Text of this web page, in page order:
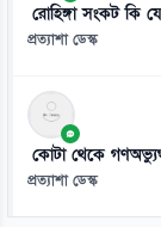
রোহিঙ্গা সংকট কি
প্রত্যাশা ডেস্ক
কোটা থেকে
প্রত্যাশা ডেস্ক